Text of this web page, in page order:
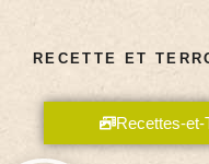
RECETTE ET
Recettes-et-